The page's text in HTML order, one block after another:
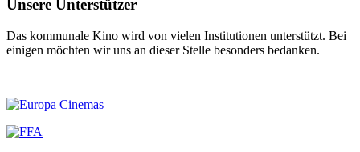
Unsere Unterstützer
Das kommunale Kino wird von vielen Institutionen unterstützt. Bei
einigen möchten wir uns an dieser Stelle besonders bedanken.